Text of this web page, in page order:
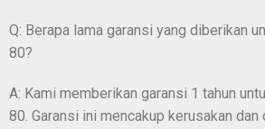
Q: Berapa lama garansi yang diberikan
80?
A: Kami memberikan garansi 1 tahun
80. Garansi ini mencakup kerusakan